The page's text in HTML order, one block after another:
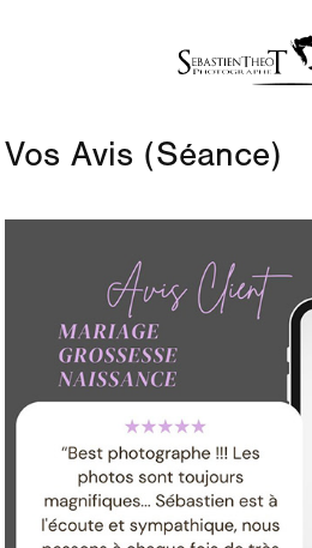
Vos Avis (Séance)